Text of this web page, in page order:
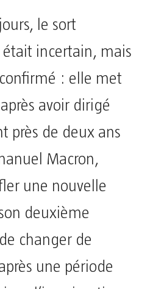
le sort
était incertain, mais
: elle met
avoir dirigé
près de deux ans
Macron,
une nouvelle
deuxième
changer de
une période